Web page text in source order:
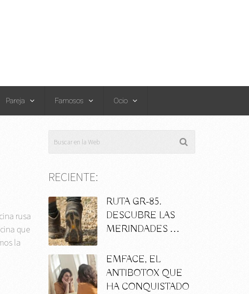
Pareja Famosos Ocio
rusa
que
la
RECIENTE:
RUTA GR-85.
DESCUBRE LAS
MERINDADES …
EMFACE, EL
ANTIBOTOX QUE
HA CONQUISTADO